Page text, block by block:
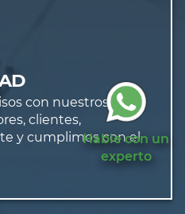
con nuestros
clientes,
y cumplimos con el
Hable con un
experto